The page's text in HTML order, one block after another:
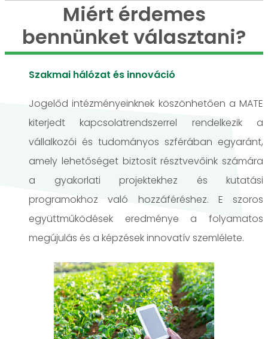
Miért érdemes
bennünket választani?
Szakmai hálózat és innováció
Jogelőd intézményeinknek köszönhetően a MATE
kiterjedt kapcsolatrendszerrel rendelkezik a
vállalkozói és tudományos szférában egyaránt,
amely lehetőséget biztosít résztvevőink számára
a gyakorlati projektekhez és kutatási
programokhoz való hozzáféréshez. E szoros
együttműködések eredménye a folyamatos
megújulás és a képzések innovatív szemlélete.